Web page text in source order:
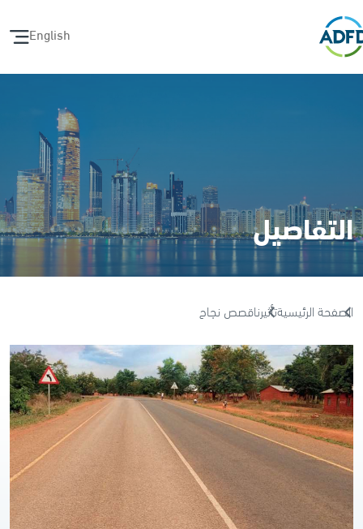
English
التفاصيل
الصفحة الرئيسيةتأثيرناقصص نجاح